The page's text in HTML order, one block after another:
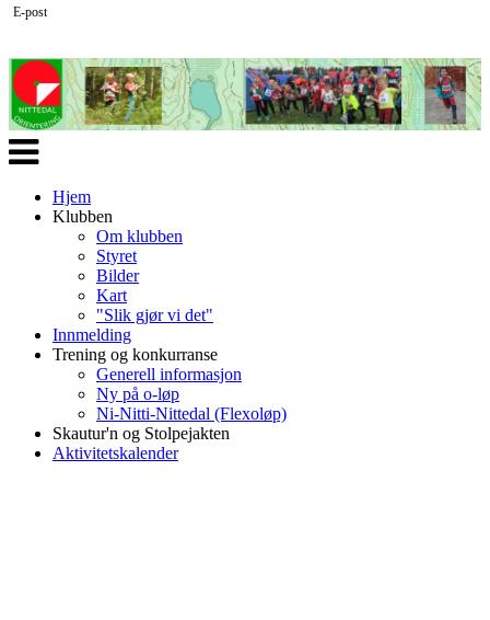
Veksle
navigasjon
Hjem
Klubben
Om klubben
Styret
Bilder
Kart
"Slik gjør vi det"
Innmelding
Trening og konkurranse
Generell informasjon
Ny på o-løp
Ni-Nitti-Nittedal (Flexoløp)
Skautur'n og Stolpejakten
Aktivitetskalender
E-post